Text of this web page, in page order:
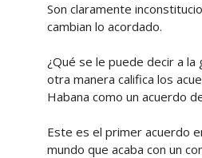
Son claramente
cambian lo acordado.
¿Qué se le puede decir a la
otra manera califica los
Habana como un acuerdo
Este es el primer acuerdo
mundo que acaba con un